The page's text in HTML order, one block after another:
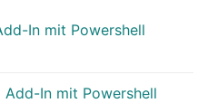
In mit Powershell
In mit Powershell